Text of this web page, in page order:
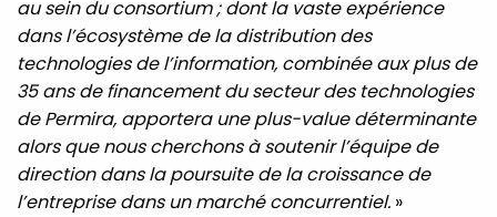
au sein du consortium ; dont la vaste expérience
dans l’écosystème de la distribution des
technologies de l’information, combinée aux plus de
35 ans de financement du secteur des technologies
de Permira, apportera une plus-value déterminante
alors que nous cherchons à soutenir l’équipe de
direction dans la poursuite de la croissance de
l’entreprise dans un marché concurrentiel. »